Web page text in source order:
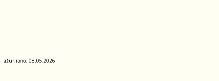
ažurirano: 08.05.2026.